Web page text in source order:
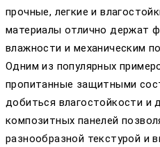
прочные, легкие и
материалы отлично держат
влажности и механическим
Одним из популярных
пропитанные защитными
добиться влагостойкости и
композитных панелей
разнообразной текстурой и